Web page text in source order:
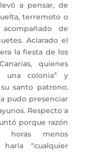
a pensar, de
terremoto o
de
Aclarado el
la fiesta de los
quienes
una colonia” y
santo patrono.
pudo presenciar
Respecto a
porque razón
horas menos
“cualquier